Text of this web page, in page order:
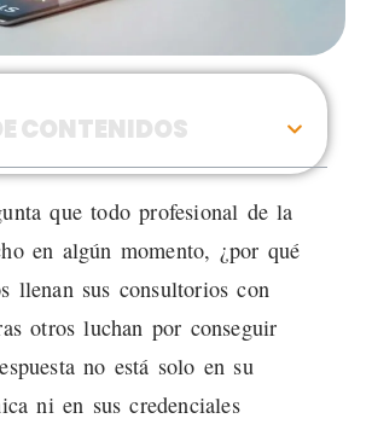
CONTENIDOS
que todo profesional de la
en algún momento, ¿por qué
llenan sus consultorios con
otros luchan por conseguir
no está solo en su
ni en sus credenciales